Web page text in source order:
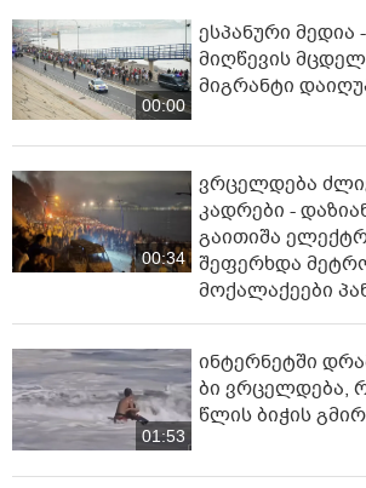
00:00
ესპანური მედია
მიღწევის
მიგრანტი
00:34
ვრცელდება
კადრები -
გაითიშა
შეფერხდა
მოქალაქეები
01:53
ინ­ტერ­ნეტ­ში
ბი ვრცელდება,
წლის ბიჭის